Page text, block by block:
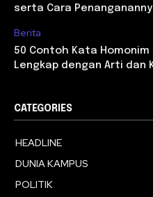
serta Cara
Berita
50 Contoh Kata
Lengkap dengan Arti dan
CATEGORIES
HEADLINE
DUNIA KAMPUS
POLITIK